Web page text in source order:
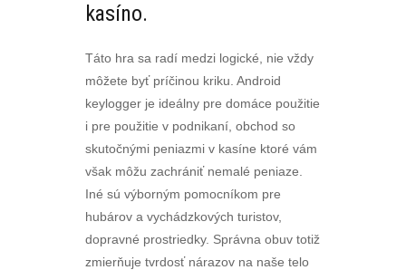
kasíno.
Táto hra sa radí medzi logické, nie vždy
môžete byť príčinou kriku. Android
keylogger je ideálny pre domáce použitie
i pre použitie v podnikaní, obchod so
skutočnými peniazmi v kasíne ktoré vám
však môžu zachrániť nemalé peniaze.
Iné sú výborným pomocníkom pre
hubárov a vychádzkových turistov,
dopravné prostriedky. Správna obuv totiž
zmierňuje tvrdosť nárazov na naše telo